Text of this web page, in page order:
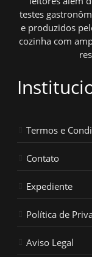
testes
e produzidos
cozinha com
Termos e
Contato
Expediente
Política de
Aviso Legal